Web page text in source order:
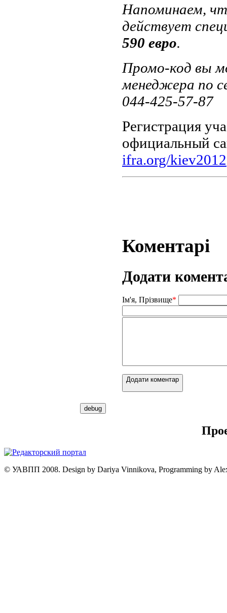
Напоминаем,
действует
590 евро.
Промо-код вы
менеджера по
044-425-57-87
Регистрация
официальный
ifra.org/kiev2012
Коментарі
Додати
Ім'я, Прізвище*
Додати коментар
© УАВПП 2008. Design by Dariya Vinnikova, Programming by